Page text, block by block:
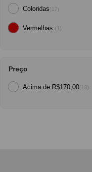
Coloridas(17)
Vermelhas (1)
Preço
Acima de R$170,00(18)